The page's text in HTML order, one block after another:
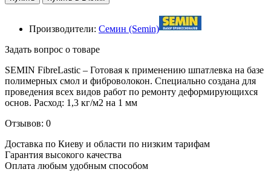
Производители: Семин (Semin)
Задать вопрос о товаре
SEMIN FibreLastic – Готовая к применению шпатлевка на базе
полимерных смол и фиброволокон. Специально создана для
проведения всех видов работ по ремонту деформирующихся
основ. Расход: 1,3 кг/м2 на 1 мм
Отзывов: 0
Доставка по Киеву и области по низким тарифам
Гарантия высокого качества
Оплата любым удобным способом